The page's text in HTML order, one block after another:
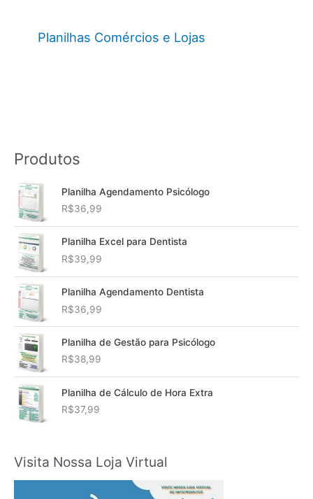
Planilhas Comércios e Lojas
Produtos
Planilha Agendamento Psicólogo
R$36,99
Planilha Excel para Dentista
R$39,99
Planilha Agendamento Dentista
R$36,99
Planilha de Gestão para Psicólogo
R$38,99
Planilha de Cálculo de Hora Extra
R$37,99
Visita Nossa Loja Virtual